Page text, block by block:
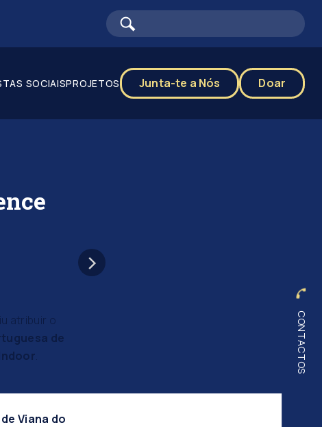
CONTACTOS
SOCIAISPROJETOS Junta-te a Nós Doar
atribuir o
de
.
de Viana do